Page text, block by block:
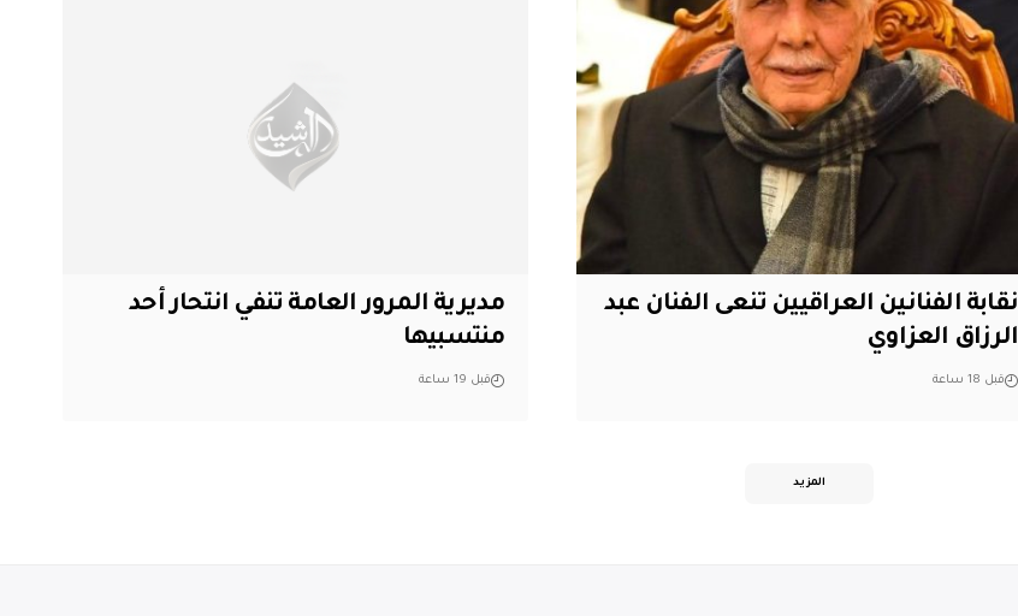
نقابة الفنانين العراقيين تنعى الفنان عبد
الرزاق العزاوي
قبل 18 ساعة
مديرية المرور العامة تنفي انتحار أحد
منتسبيها
قبل 19 ساعة
المزيد